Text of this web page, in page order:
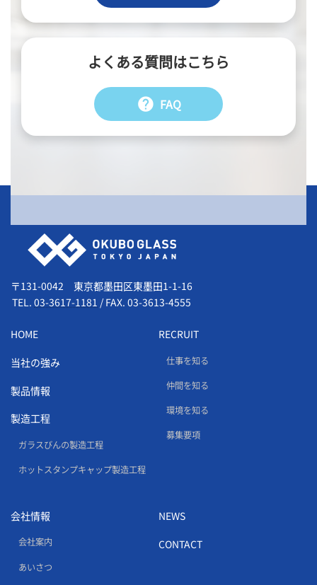
よくある質問はこちら
help FAQ
会社情報
〒131-0042 東京都墨田区東墨田1-1-16
TEL. 03-3617-1181 / FAX. 03-3613-4555
HOME
当社の強み
製品情報
製造工程
ガラスびんの製造工程
ホットスタンプキャップ製造工程
RECRUIT
仕事を知る
仲間を知る
環境を知る
募集要項
会社情報
会社案内
あいさつ
NEWS
CONTACT